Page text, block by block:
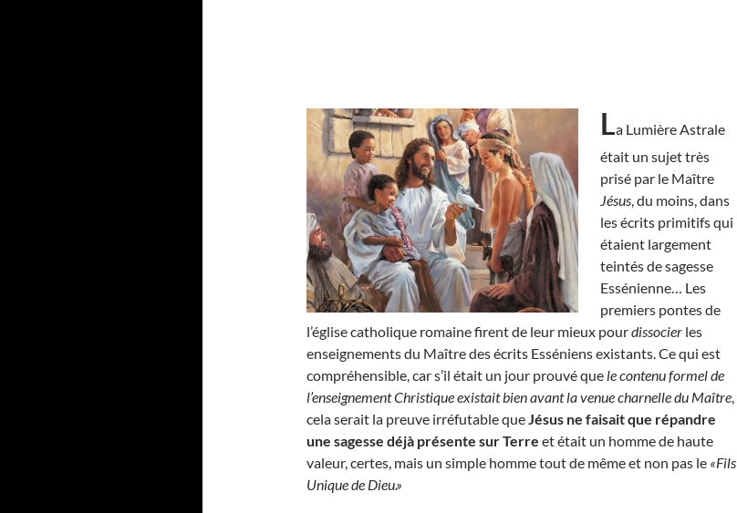
La Lumière Astrale
était un sujet très
prisé par le Maître
Jésus, du moins, dans
les écrits primitifs qui
étaient largement
teintés de sagesse
Essénienne… Les
premiers pontes de
l’église catholique romaine firent de leur mieux pourdissocier les
enseignements du Maître des écrits Esséniens existants. Ce qui est
compréhensible, car s’il était un jour prouvé que le contenu formel de
l’enseignement Christique existait bien avant la venue charnelle du Maître,
cela serait la preuve irréfutable queJésus ne faisait que répandre
une sagesse déjà présente sur Terre et était un homme de haute
valeur, certes, mais un simple homme tout de même et non pas le «Fils
Unique de Dieu.»